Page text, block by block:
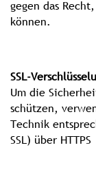
gegen das
können.
SSL-
Um die
schützen,
Technik
SSL) über HTTPS